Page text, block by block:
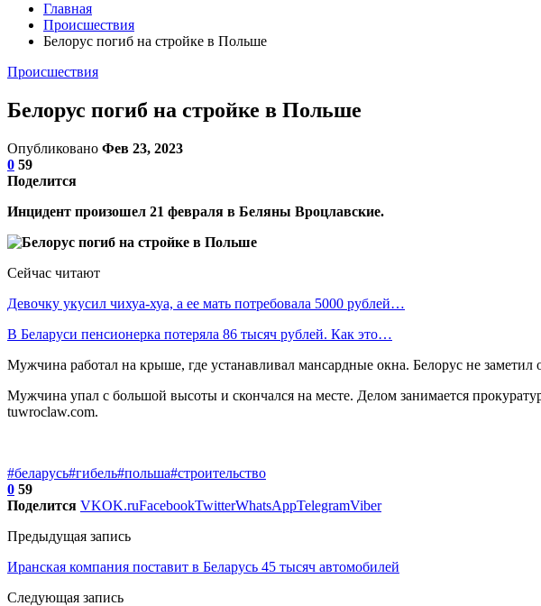
Главная
Происшествия
Белорус погиб на стройке в Польше
Происшествия
Белорус погиб на стройке в Польше
Опубликовано Фев 23, 2023
0 59
Поделится
Инцидент произошел 21 февраля в Беляны Вроцлавские.
Сейчас читают
Девочку укусил чихуа-хуа, а ее мать потребовала 5000 рублей…
В Беларуси пенсионерка потеряла 86 тысяч рублей. Как это…
Мужчина работал на крыше, где устанавливал мансардные окна. Белорус не заметил
Мужчина упал с большой высоты и скончался на месте. Делом занимается
tuwroclaw.com.
#беларусь#гибель#польша#строительство
0 59
Поделится VKOK.ruFacebookTwitterWhatsAppTelegramViber
Предыдущая запись
Иранская компания поставит в Беларусь 45 тысяч автомобилей
Следующая запись